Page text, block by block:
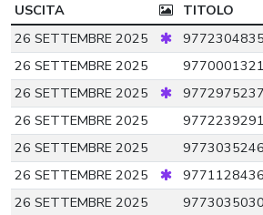
USCITA
TITOLO
26 SETTEMBRE 2025
26 SETTEMBRE 2025
26 SETTEMBRE 2025
26 SETTEMBRE 2025
26 SETTEMBRE 2025
26 SETTEMBRE 2025
26 SETTEMBRE 2025